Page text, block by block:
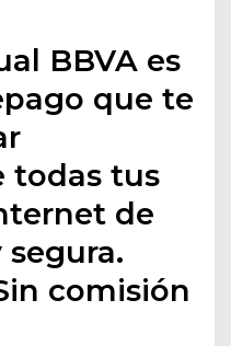
BBVA es
que te
todas tus
de
comisión